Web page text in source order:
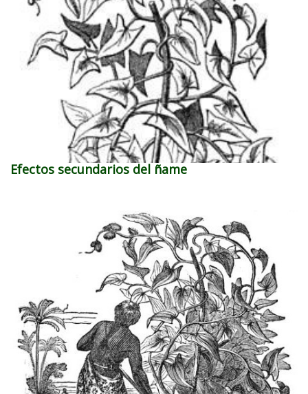
Efectos secundarios del ñame